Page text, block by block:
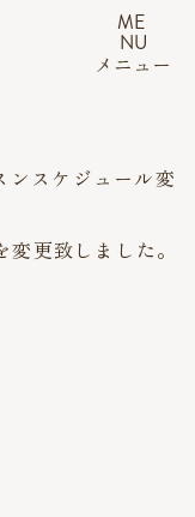
ME
NU
メニュー
ンスケジュール変
更致しました。